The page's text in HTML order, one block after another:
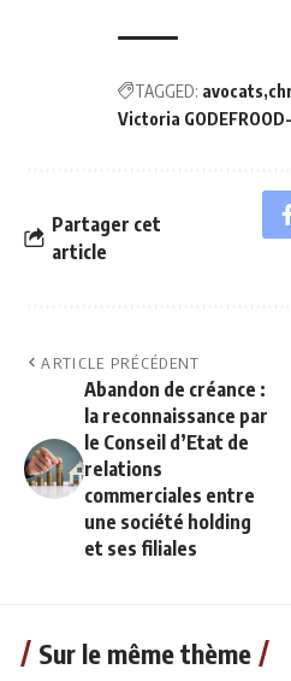
TAGGED: avocats
Victoria
Partager cet
article
ARTICLE PRÉCÉDENT
Abandon de créance :
la reconnaissance par
le Conseil d’Etat de
relations
commerciales entre
une société holding
et ses filiales
Sur le même thème